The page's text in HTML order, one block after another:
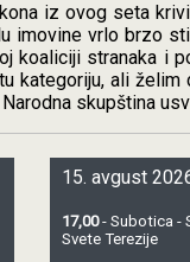
iz ovog seta
imovine vrlo brzo
koaliciji stranaka i
kategoriju, ali
skupština
15. avgust
17,00- Subotica -
Svete Terezije